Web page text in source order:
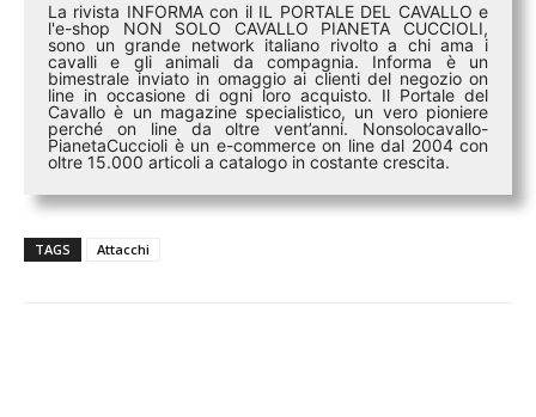
La rivista INFORMA con il IL PORTALE DEL CAVALLO e
l'e-shop NON SOLO CAVALLO PIANETA CUCCIOLI,
sono un grande network italiano rivolto a chi ama i
cavalli e gli animali da compagnia. Informa è un
bimestrale inviato in omaggio ai clienti del negozio on
line in occasione di ogni loro acquisto. Il Portale del
Cavallo è un magazine specialistico, un vero pioniere
perché on line da oltre vent’anni. Nonsolocavallo-
PianetaCuccioli è un e-commerce on line dal 2004 con
oltre 15.000 articoli a catalogo in costante crescita.
TAGS Attacchi